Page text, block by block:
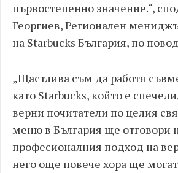
първостепенно значение.“,
Георгиев, Регионален
на Starbucks България, по
„Щастлива съм да работя
като Starbucks, който е
верни почитатели по целия
меню в България ще отговори
професионалния подход на
него още повече хора ще